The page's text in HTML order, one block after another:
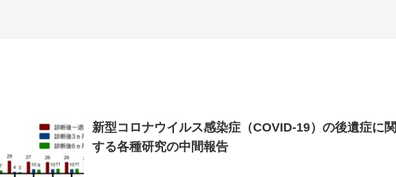
新型コロナウイルス感染症（COVID-19）の後遺症に関
する各種研究の中間報告